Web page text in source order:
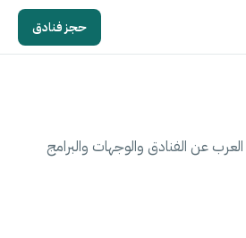
حجز فنادق
عن الفنادق والوجهات والبرامج